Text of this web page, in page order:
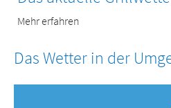
Mehr erfahren
Das Wetter in der